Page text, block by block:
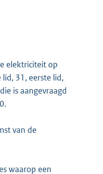
elektriciteit op
31, eerste lid,
is aangevraagd
van de
waarop een